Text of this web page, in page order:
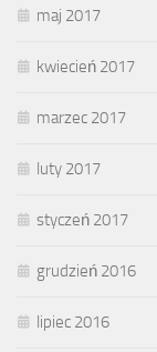
maj 2017
kwiecień 2017
marzec 2017
luty 2017
styczeń 2017
grudzień 2016
lipiec 2016